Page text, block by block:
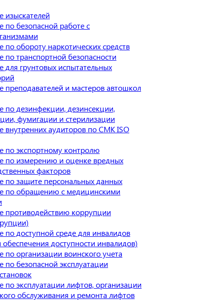
изыскателей
по безопасной работе с
по обороту наркотических средств
по транспортной безопасности
для грунтовых испытательных
преподавателей и мастеров автошкол
по дезинфекции, дезинсекции,
фумигации и стерилизации
внутренних аудиторов по СМК ISO
по экспортному контролю
по измерению и оценке вредных
факторов
по защите персональных данных
по обращению с медицинскими
противодействию коррупции
по доступной среде для инвалидов
доступности инвалидов)
по организации воинского учета
по безопасной эксплуатации
по эксплуатации лифтов, организации
обслуживания и ремонта лифтов